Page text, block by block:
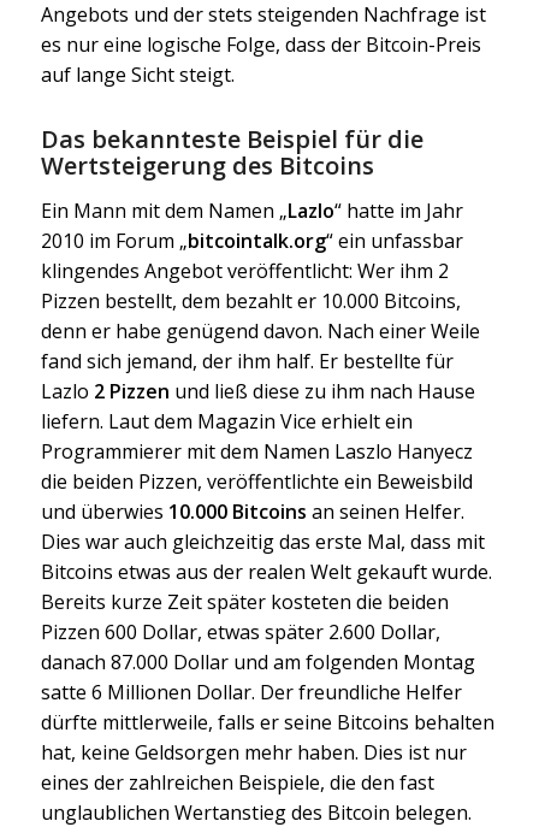
Angebots und der stets steigenden Nachfrage ist
es nur eine logische Folge, dass der Bitcoin-Preis
auf lange Sicht steigt.
Das bekannteste Beispiel für die
Wertsteigerung des Bitcoins
Ein Mann mit dem Namen „Lazlo“ hatte im Jahr
2010 im Forum „bitcointalk.org“ ein unfassbar
klingendes Angebot veröffentlicht: Wer ihm 2
Pizzen bestellt, dem bezahlt er 10.000 Bitcoins,
denn er habe genügend davon. Nach einer Weile
fand sich jemand, der ihm half. Er bestellte für
Lazlo 2 Pizzen und ließ diese zu ihm nach Hause
liefern. Laut dem Magazin Vice erhielt ein
Programmierer mit dem Namen Laszlo Hanyecz
die beiden Pizzen, veröffentlichte ein Beweisbild
und überwies 10.000 Bitcoins an seinen Helfer.
Dies war auch gleichzeitig das erste Mal, dass mit
Bitcoins etwas aus der realen Welt gekauft wurde.
Bereits kurze Zeit später kosteten die beiden
Pizzen 600 Dollar, etwas später 2.600 Dollar,
danach 87.000 Dollar und am folgenden Montag
satte 6 Millionen Dollar. Der freundliche Helfer
dürfte mittlerweile, falls er seine Bitcoins behalten
hat, keine Geldsorgen mehr haben. Dies ist nur
eines der zahlreichen Beispiele, die den fast
unglaublichen Wertanstieg des Bitcoin belegen.